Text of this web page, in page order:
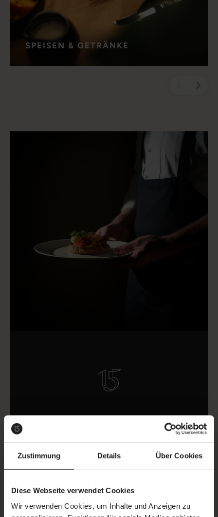
Zustimmung Details Über Cookies
Diese Webseite verwendet Cookies
Wir verwenden Cookies, um Inhalte und Anzeigen zu
SPEISEN & GETRÄNKE
Wir vereinen nicht nur Qualität und
Momente, die weit über den
Tolga Özkan – Küchenchef